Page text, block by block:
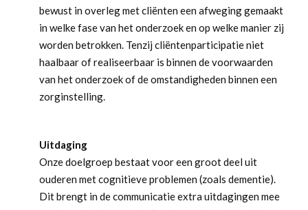
bewust in overleg met cliënten een afweging gemaakt
in welke fase van het onderzoek en op welke manier zij
worden betrokken. Tenzij cliëntenparticipatie niet
haalbaar of realiseerbaar is binnen de voorwaarden
van het onderzoek of de omstandigheden binnen een
zorginstelling.
Uitdaging
Onze doelgroep bestaat voor een groot deel uit
ouderen met cognitieve problemen (zoals dementie).
Dit brengt in de communicatie extra uitdagingen mee